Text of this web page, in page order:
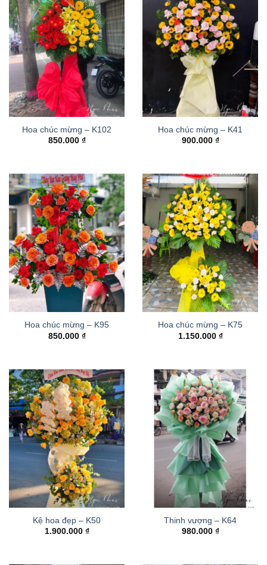
Hoa chúc mừng – K102
850.000 ₫
Hoa chúc mừng – K41
900.000 ₫
Hoa chúc mừng – K95
850.000 ₫
Hoa chúc mừng – K75
1.150.000 ₫
Kệ hoa đẹp – K50
1.900.000 ₫
Thinh vượng – K64
980.000 ₫